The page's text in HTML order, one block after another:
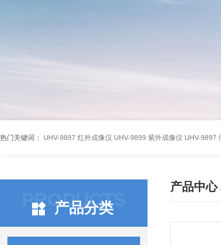
热门关键词： UHV-9897 红外成像仪 UHV-9899 紫外成像仪 UHV-9897
PRODUCTS
产品分类
产品中心